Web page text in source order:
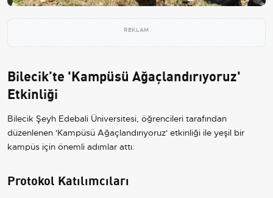
REKLAM
Bilecik’te 'Kampüsü Ağaçlandırıyoruz'
Etkinliği
Bilecik Şeyh Edebali Üniversitesi, öğrencileri tarafından
düzenlenen 'Kampüsü Ağaçlandırıyoruz' etkinliği ile yeşil bir
kampüs için önemli adımlar attı.
Protokol Katılımcıları